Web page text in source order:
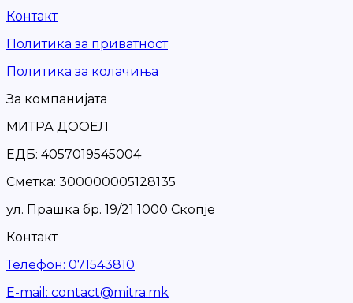
Контакт
Политика за приватност
Политика за колачиња
За компанијата
МИТРА ДООЕЛ
ЕДБ: 4057019545004
Сметка: 300000005128135
ул. Прашка бр. 19/21 1000 Скопје
Контакт
Телефон: 071543810
Е-mail : contact@mitra.mk